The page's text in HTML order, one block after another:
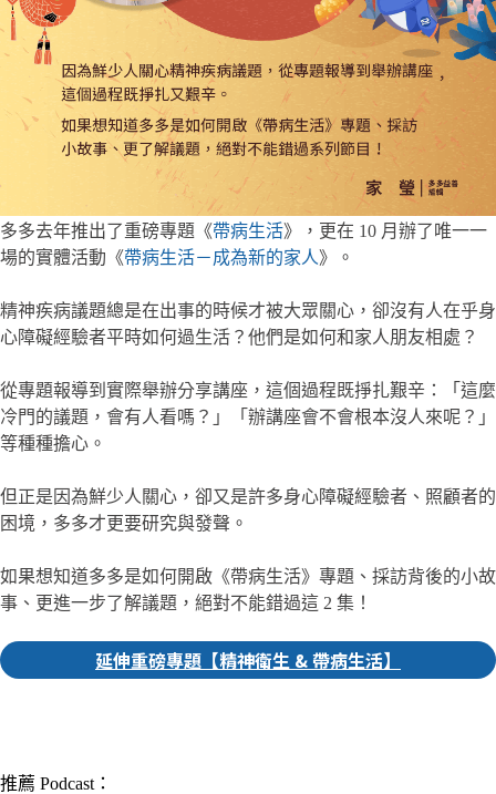
多多去年推出了重磅專題《帶病生活》，更在 10 月辦了唯一一
場的實體活動《帶病生活－成為新的家人》。
精神疾病議題總是在出事的時候才被大眾關心，卻沒有人在乎身
心障礙經驗者平時如何過生活？他們是如何和家人朋友相處？
從專題報導到實際舉辦分享講座，這個過程既掙扎艱辛：「這麼
冷門的議題，會有人看嗎？」「辦講座會不會根本沒人來呢？」
等種種擔心。
但正是因為鮮少人關心，卻又是許多身心障礙經驗者、照顧者的
困境，多多才更要研究與發聲。
如果想知道多多是如何開啟《帶病生活》專題、採訪背後的小故
事、更進一步了解議題，絕對不能錯過這 2 集！
延伸重磅專題【精神衛生 & 帶病生活】
推薦 Podcast：